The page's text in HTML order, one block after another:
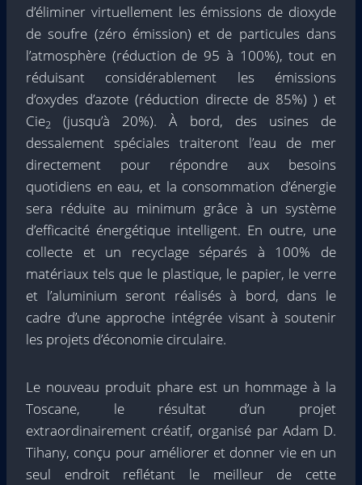
d’éliminer virtuellement les émissions de dioxyde
de soufre (zéro émission) et de particules dans
l’atmosphère (réduction de 95 à 100%), tout en
réduisant considérablement les émissions
d’oxydes d’azote (réduction directe de 85%) ) et
Cie2
(jusqu’à 20%). À bord, des usines de
dessalement spéciales traiteront l’eau de mer
directement pour répondre aux besoins
quotidiens en eau, et la consommation d’énergie
sera réduite au minimum grâce à un système
d’efficacité énergétique intelligent. En outre, une
collecte et un recyclage séparés à 100% de
matériaux tels que le plastique, le papier, le verre
et l’aluminium seront réalisés à bord, dans le
cadre d’une approche intégrée visant à soutenir
les projets d’économie circulaire.
Le nouveau produit phare est un hommage à la
Toscane, le résultat d’un projet
extraordinairement créatif, organisé par Adam D.
Tihany, conçu pour améliorer et donner vie en un
seul endroit reflétant le meilleur de cette